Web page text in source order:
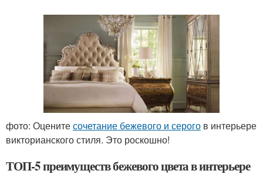
фото: Оценитесочетание бежевого и серого в интерьере
викторианского стиля. Это роскошно!
ТОП-5 преимуществ бежевого цвета в интерьере